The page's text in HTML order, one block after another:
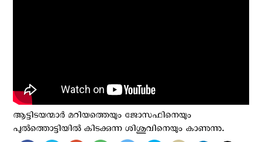
ആട്ടിടയന്മാർ മറിയത്തെയും ജോസഫിനെയും
പുൽത്തൊട്ടിയിൽ കിടക്കുന്ന ശിശുവിനെയും കാണുന്നു.